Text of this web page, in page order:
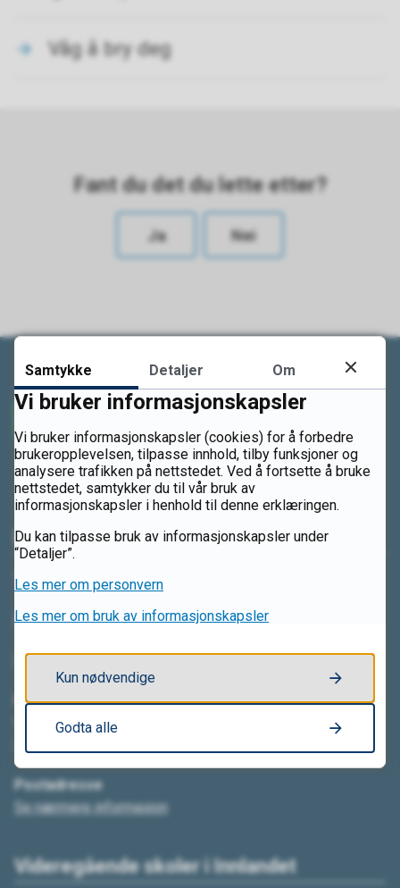
Våg å bry deg
Fant du det du lette etter?
Ja Nei
Kontakt oss
Telefon: 62 54 49 10
Send e-post
Send sikker digital post
Besøksadresse
Mabel Sandbergs veg 25
Postadresse
Se nærmere informasjon
Videregående skoler i Innlandet
Samtykke Detaljer Om
Vi bruker informasjonskapsler
Vi bruker informasjonskapsler (cookies) for å forbedre
brukeropplevelsen, tilpasse innhold, tilby funksjoner og
analysere trafikken på nettstedet. Ved å fortsette å bruke
nettstedet, samtykker du til vår bruk av
informasjonskapsler i henhold til denne erklæringen.
Du kan tilpasse bruk av informasjonskapsler under
“Detaljer”.
Les mer om personvern
Les mer om bruk av informasjonskapsler
Kun nødvendige
Godta alle